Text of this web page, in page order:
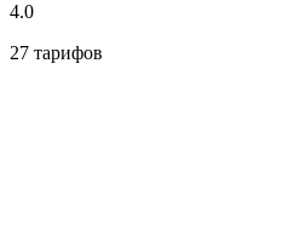
4.0
27 тарифов